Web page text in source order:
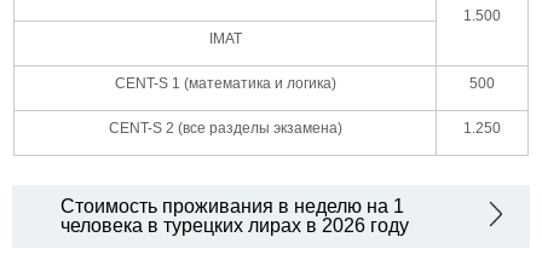
1.500
IMAT
CENT-S 1 (математика и логика) 500
CENT-S 2 (все разделы экзамена) 1.250
Стоимость проживания в неделю на 1
человека в турецких лирах в 2026 году